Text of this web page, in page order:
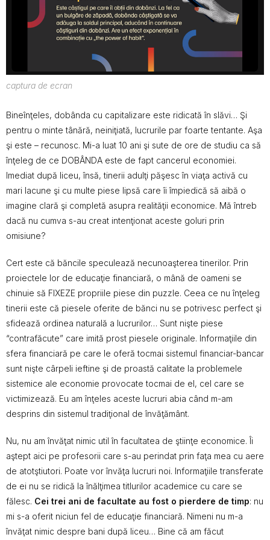
captura de ecran
Bineînţeles, dobânda cu capitalizare este ridicată în slăvi… Şi
pentru o minte tânără, neiniţiată, lucrurile par foarte tentante. Aşa
şi este – recunosc. Mi-a luat 10 ani şi sute de ore de studiu ca să
înţeleg de ce DOBÂNDA este de fapt cancerul economiei.
Imediat după liceu, însă, tinerii adulţi păşesc în viaţa activă cu
mari lacune şi cu multe piese lipsă care îi împiedică să aibă o
imagine clară şi completă asupra realităţii economice. Mă întreb
dacă nu cumva s-au creat intenţionat aceste goluri prin
omisiune?
Cert este că băncile speculează necunoaşterea tinerilor. Prin
proiectele lor de educaţie financiară, o mână de oameni se
chinuie să FIXEZE propriile piese din puzzle. Ceea ce nu înţeleg
tinerii este că piesele oferite de bănci nu se potrivesc perfect şi
sfidează ordinea naturală a lucrurilor… Sunt nişte piese
“contrafăcute” care imită prost piesele originale. Informaţiile din
sfera financiară pe care le oferă tocmai sistemul financiar-bancar
sunt nişte cârpeli ieftine şi de proastă calitate la problemele
sistemice ale economie provocate tocmai de el, cel care se
victimizează. Eu am înţeles aceste lucruri abia când m-am
desprins din sistemul tradiţional de învăţământ.
Nu, nu am învăţat nimic util în facultatea de ştiinţe economice. Îi
aştept aici pe profesorii care s-au perindat prin faţa mea cu aere
de atotştiutori. Poate vor învăţa lucruri noi. Informaţiile transferate
de ei nu se ridică la înălţimea titlurilor academice cu care se
fălesc. Cei trei ani de facultate au fost o pierdere de timp: nu
mi s-a oferit niciun fel de educaţie financiară. Nimeni nu m-a
învăţat nimic despre bani după liceu… Bine că am făcut